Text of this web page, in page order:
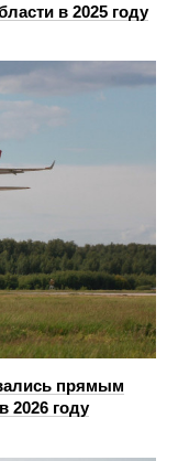
в 2025 году
прямым
2026 году